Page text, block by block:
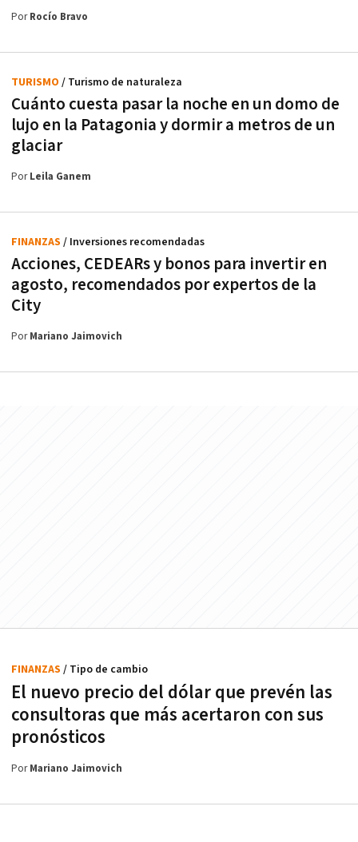
PorRocío Bravo
Cuánto cuesta pasar la noche en un domo de
lujo en la Patagonia y dormir a metros de un
glaciar
TURISMO / Turismo de naturaleza
PorLeila Ganem
Acciones, CEDEARs y bonos para invertir en
agosto, recomendados por expertos de la
City
FINANZAS / Inversiones recomendadas
PorMariano Jaimovich
El nuevo precio del dólar que prevén las
consultoras que más acertaron con sus
pronósticos
FINANZAS / Tipo de cambio
PorMariano Jaimovich